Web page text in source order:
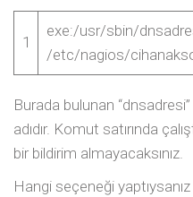
1
exe:/usr/sbin/
/etc/nagios/
Burada bulunan
adıdır. Komut satırında
bir bildirim almayacaksınız.
Hangi seçeneği